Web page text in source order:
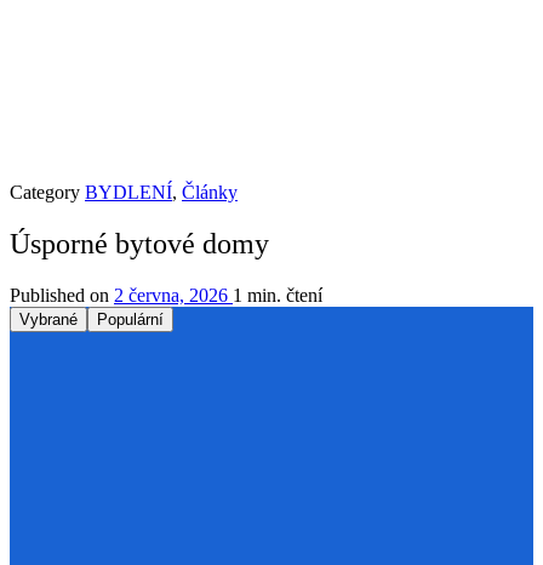
Category BYDLENÍ, Články
Úsporné bytové domy
Published on 2 června, 2026 1 min. čtení
Vybrané Populární